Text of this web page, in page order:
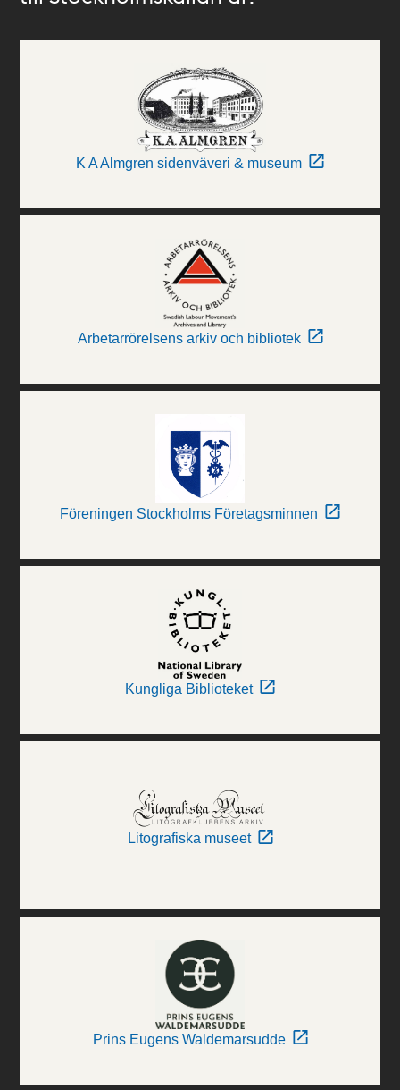
K A Almgren sidenväveri & museum
Arbetarrörelsens arkiv och bibliotek
Föreningen Stockholms Företagsminnen
Kungliga Biblioteket
Litografiska museet
Prins Eugens Waldemarsudde